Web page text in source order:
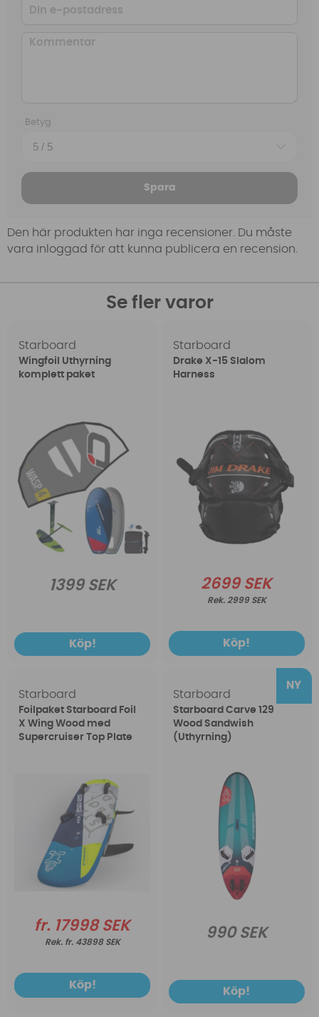
Betyg
Spara
Den här produkten har inga recensioner. Du måste
vara inloggad för att kunna publicera en recension.
Se fler varor
Starboard
Wingfoil Uthyrning
komplett paket
1399 SEK
Köp!
Starboard
Drake X-15 Slalom
Harness
2699 SEK
2999 SEK
Köp!
Starboard
Foilpaket Starboard Foil
X Wing Wood med
Supercruiser Top Plate
fr. 17998 SEK
fr. 43898 SEK
Köp!
Starboard
Starboard Carve 129
Wood Sandwish
(Uthyrning)
990 SEK
Köp!